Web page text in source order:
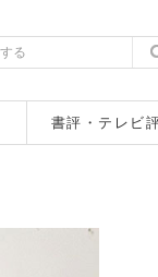
書評・テレビ